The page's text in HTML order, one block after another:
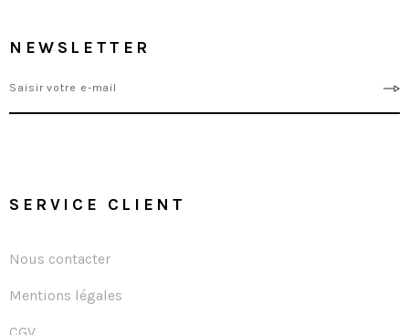
NEWSLETTER
SERVICE CLIENT
Nous contacter
Mentions légales